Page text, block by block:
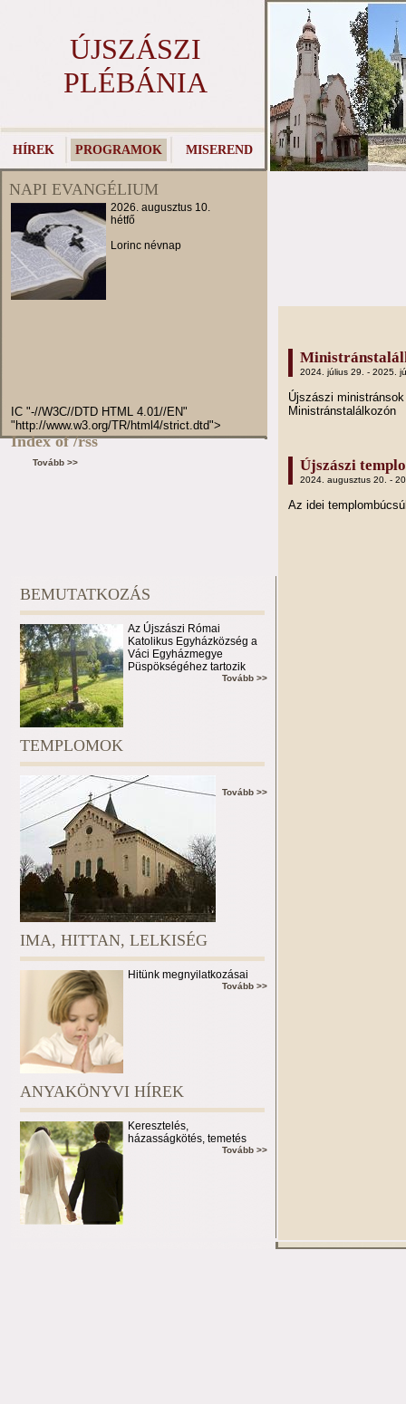
ÚJSZÁSZI
PLÉBÁNIA
HÍREK PROGRAMOK MISEREND
NAPI EVANGÉLIUM
2026. augusztus 10.
hétfő
Lorinc névnap
IC "-//W3C//DTD HTML 4.01//EN"
"http://www.w3.org/TR/html4/strict.dtd">
Index of /rss
Tovább >>
2024. július 29. - 2025.
Újszászi
Ministránstalálkozón
Újszászi
2024. augusztus 20. -
Az idei
BEMUTATKOZÁS
Az Újszászi Római
Katolikus Egyházközség a
Váci Egyházmegye
Püspökségéhez tartozik
Tovább >>
TEMPLOMOK
Tovább >>
IMA, HITTAN, LELKISÉG
Hitünk megnyilatkozásai
Tovább >>
ANYAKÖNYVI HÍREK
Keresztelés,
házasságkötés, temetés
Tovább >>